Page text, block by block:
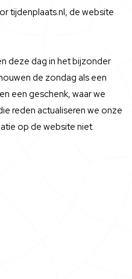
tijdenplaats.nl, de website
deze dag in het bijzonder
de zondag als een
een geschenk, waar we
reden actualiseren we onze
op de website niet